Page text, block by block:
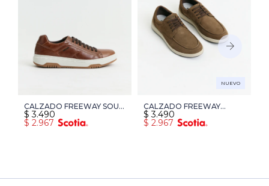
CALZADO FREEWAY SOUL
01 - MARRON
$ 3.490
$ 2.967
NUEVO
CALZADO FREEWAY
COOPER 13 - KAKI
$ 3.490
$ 2.967